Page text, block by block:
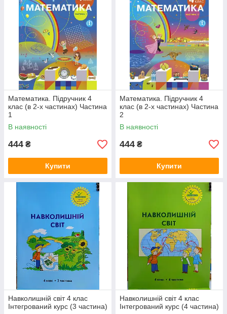
Математика. Підручник 4
клас (в 2-х частинах) Частина
1
В наявності
444 ₴
Купити
Математика. Підручник 4
клас (в 2-х частинах) Частина
2
В наявності
444 ₴
Купити
Навколишній світ 4 клас
Інтегрований курс (3 частина)
Навколишній світ 4 клас
Інтегрований курс (4 частина)